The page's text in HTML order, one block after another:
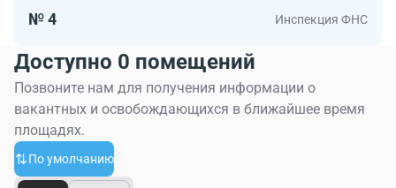
№ 4 Инспекция ФНС
Доступно 0 помещений
Позвоните нам для получения информации о
вакантных и освобождающихся в ближайшее время
площадях.
По умолчанию